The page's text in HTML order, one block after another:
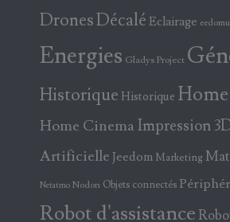
DronesDécalé Eclairage
Energies Gladys Project
Historique Historique
Home Cinema Impression
Artificielle Jeedom Marketing
Netatmo Nodon Objets connectés
Robot d'assistance